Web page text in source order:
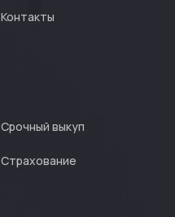
Контакты
Срочный выкуп
Страхование